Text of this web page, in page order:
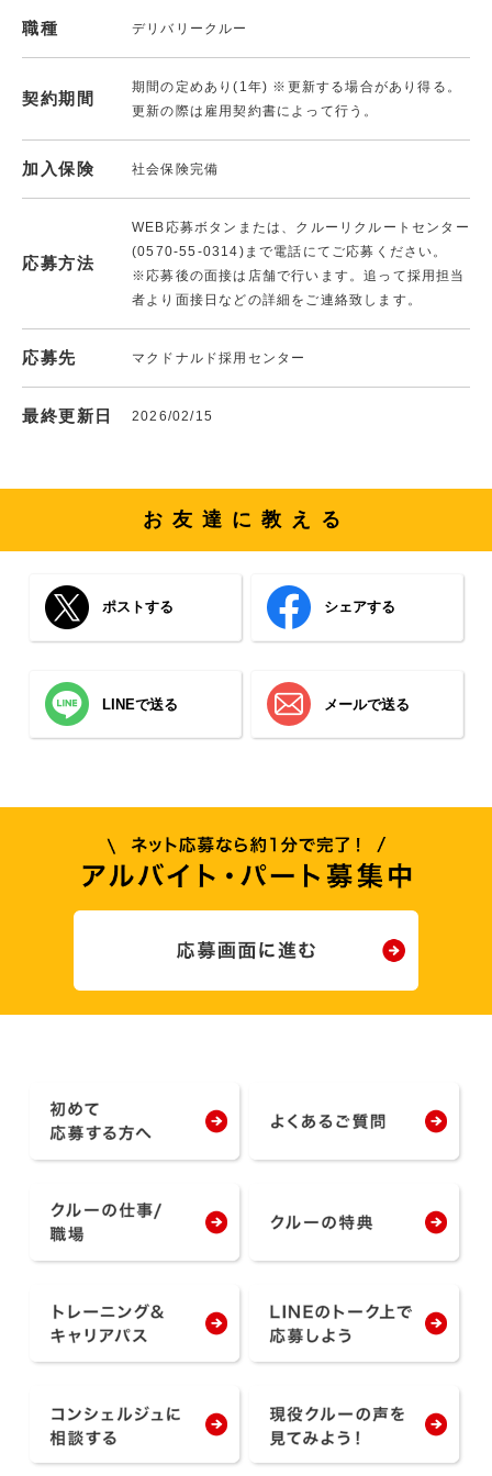
職種 デリバリークルー
契約期間
期間の定めあり(1年) ※更新する場合があり得る。
更新の際は雇用契約書によって行う。
加入保険 社会保険完備
応募方法
WEB応募ボタンまたは、クルーリクルートセンター
(0570-55-0314)まで電話にてご応募ください。
※応募後の面接は店舗で行います。追って採用担当
者より面接日などの詳細をご連絡致します。
応募先 マクドナルド採用センター
最終更新日 2026/02/15
お友達に教える
ポストする シェアする
LINEで送る メールで送る